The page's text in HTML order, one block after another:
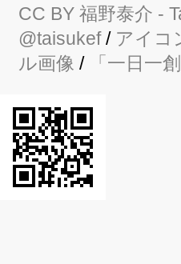
CC BY 福野泰介 -
@taisukef/ アイコ
ル画像 / 「一日一